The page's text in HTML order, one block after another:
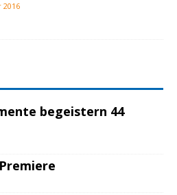
2016
begeistern 44